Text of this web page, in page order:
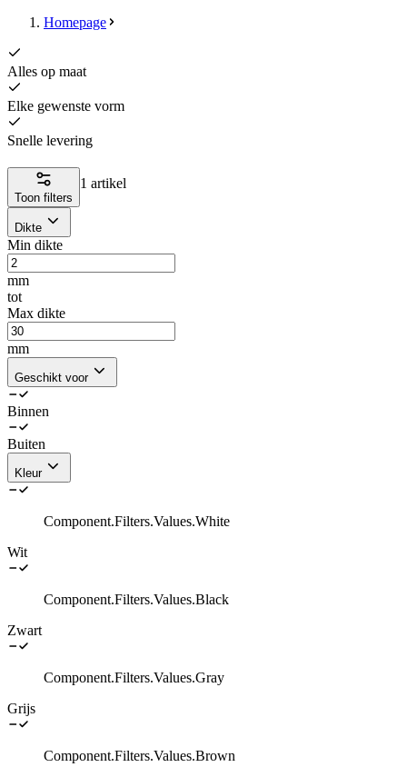
Homepage
Alles op maat
Elke gewenste vorm
Snelle levering
Toon filters
1 artikel
Dikte
Min dikte
mm
tot
Max dikte
mm
Geschikt voor
Binnen
Buiten
Kleur
Component.Filters.Values.White
Wit
Component.Filters.Values.Black
Zwart
Component.Filters.Values.Gray
Grijs
Component.Filters.Values.Brown